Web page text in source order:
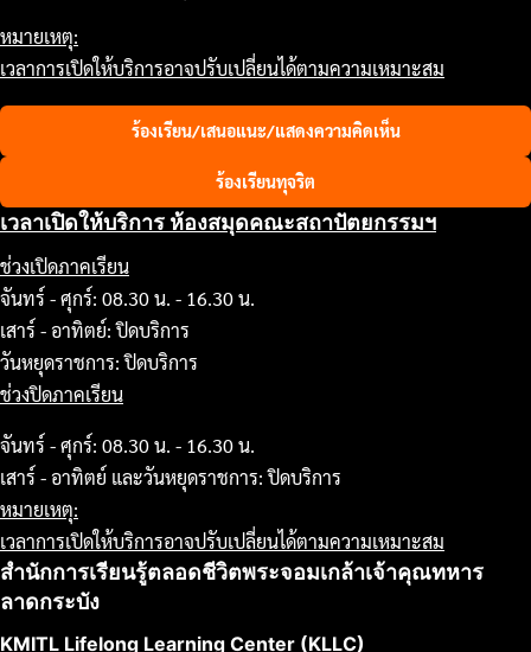
หมายเหตุ:
เวลาการเปิดให้บริการอาจปรับเปลี่ยนได้ตามความเหมาะสม
ร้องเรียน/เสนอแนะ/แสดงความคิดเห็น
ร้องเรียนทุจริต
เวลาเปิดให้บริการ ห้องสมุดคณะสถาปัตยกรรมฯ
ช่วงเปิดภาคเรียน
จันทร์ - ศุกร์: 08.30 น. - 16.30 น.
เสาร์ - อาทิตย์: ปิดบริการ
วันหยุดราชการ: ปิดบริการ
ช่วงปิดภาคเรียน
จันทร์ - ศุกร์: 08.30 น. - 16.30 น.
เสาร์ - อาทิตย์ และวันหยุดราชการ: ปิดบริการ
หมายเหตุ:
เวลาการเปิดให้บริการอาจปรับเปลี่ยนได้ตามความเหมาะสม
สำนักการเรียนรู้ตลอดชีวิตพระจอมเกล้าเจ้าคุณทหาร
ลาดกระบัง
KMITL Lifelong Learning Center (KLLC)